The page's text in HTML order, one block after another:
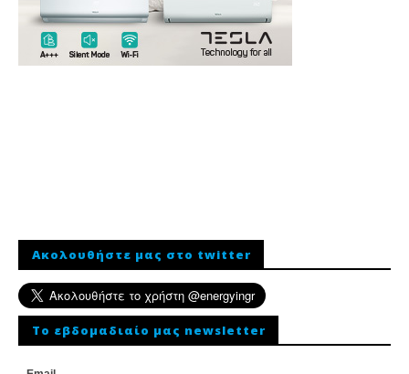
Ακολουθήστε μας στο twitter
To εβδομαδιαίο μας newsletter